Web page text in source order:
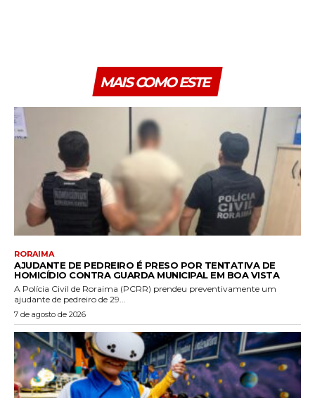
MAIS COMO ESTE
RORAIMA
AJUDANTE DE PEDREIRO É PRESO POR TENTATIVA DE
HOMICÍDIO CONTRA GUARDA MUNICIPAL EM BOA VISTA
A Polícia Civil de Roraima (PCRR) prendeu preventivamente um
ajudante de pedreiro de 29...
7 de agosto de 2026